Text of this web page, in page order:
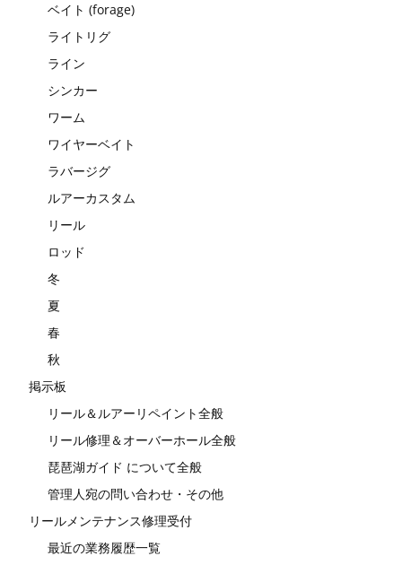
ベイト (forage)
ライトリグ
ライン
シンカー
ワーム
ワイヤーベイト
ラバージグ
ルアーカスタム
リール
ロッド
冬
夏
春
秋
掲示板
リール＆ルアーリペイント全般
リール修理＆オーバーホール全般
琵琶湖ガイド について全般
管理人宛の問い合わせ・その他
リールメンテナンス修理受付
最近の業務履歴一覧